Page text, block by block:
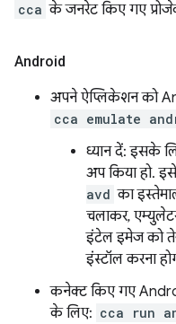
cca के जनरेट किए गए
Android
अपने ऐप्लिकेशन को
cca emulate
ध्यान दें: इसके
अप किया हो.
avd का
चलाकर,
इंटेल इमेज को
इंस्टॉल करना
कनेक्ट किए गए
के लिए: cca run